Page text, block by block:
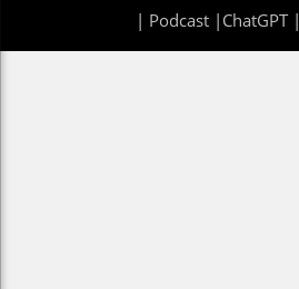
| Podcast| ChatGPT|